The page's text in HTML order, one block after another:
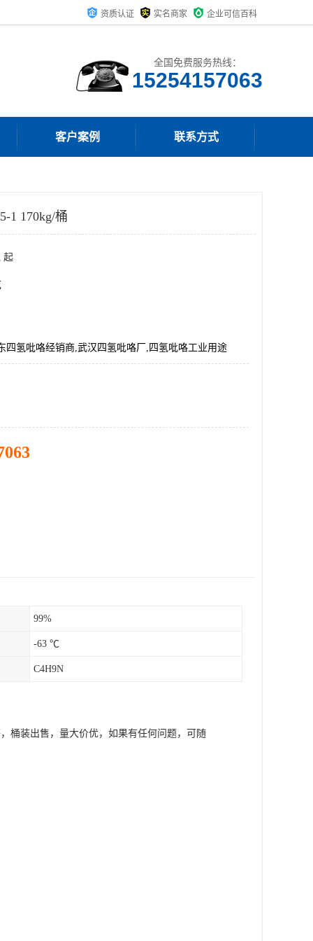
资质认证 实名商家 企业可信百科
全国免费服务热线：
15254157063
客户案例 联系方式
1 170kg/桶
起
四氢吡咯经销商,武汉四氢吡咯厂,四氢吡咯工业用途
99%
-63 ℃
C4H9N
桶装出售，量大价优，如果有任何问题，可随